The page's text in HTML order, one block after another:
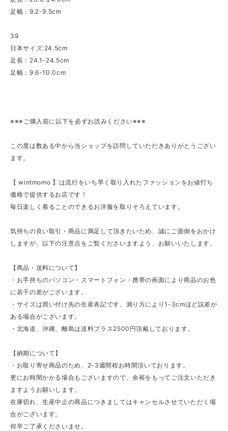
足幅：9.2-9.5cm
39
日本サイズ:24.5cm
足長：24.1-24.5cm
足幅：9.6-10.0cm
※※※ご購入前に以下を必ずお読みください※※※
この度は数ある中から当ショップを訪問していただきありがとうござい
ます。
【 wintmomo 】は流行をいち早く取り入れたファッションをお値打ち
価格で提供するお店です！
毎日楽しく着ることのできるお洋服を取りそろえています。
気持ちの良い取引・商品に満足して頂きたいため、誠にご面倒をおかけ
しますが、以下の注意点をご覧くださいますよう、お願いいたします。
【商品・送料について】
・お手持ちのパソコン・スマートフォン・携帯の画面により商品のお色
に若干の差がございます。
・サイズは買い付け先の生産表記です。測り方により1-3cmほど誤差が
ある場合がございます。
・北海道、沖縄、離島は送料プラス2500円頂戴しております。
【納期について】
・お取り寄せ商品のため、2-3週間程お時間頂いております。
更にお時間かかる場合もございますので、余裕をもってご注文いただき
ますようお願いします。
在庫切れ、生産中止の商品につきましてはキャンセルさせていただく場
合がございます。
何卒ご了承くださいませ。